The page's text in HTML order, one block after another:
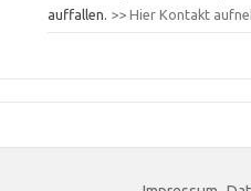
auffallen. >> Hier Kontakt